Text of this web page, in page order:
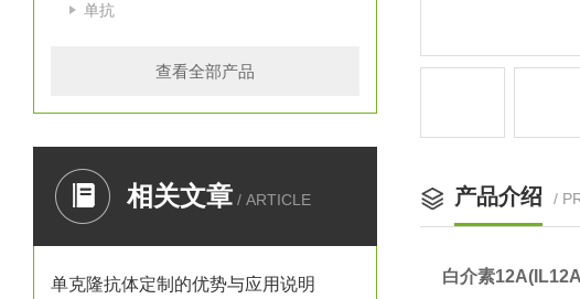
单抗
查看全部产品
相关文章 / ARTICLE
单克隆抗体定制的优势与应用说明
产品介绍 /
白介素